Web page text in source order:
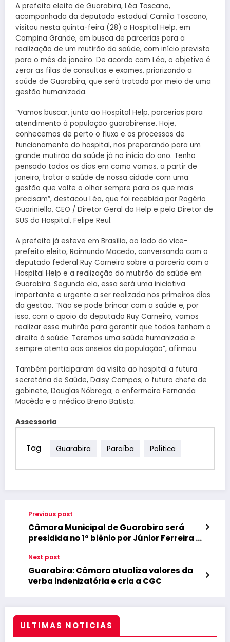
A prefeita eleita de Guarabira, Léa Toscano,
acompanhada da deputada estadual Camila Toscano,
visitou nesta quinta-feira (28) o Hospital Help, em
Campina Grande, em busca de parcerias para a
realização de um mutirão da saúde, com início previsto
para o mês de janeiro. De acordo com Léa, o objetivo é
zerar as filas de consultas e exames, priorizando a
saúde de Guarabira, que será tratada por meio de uma
gestão humanizada.
“Vamos buscar, junto ao Hospital Help, parcerias para
atendimento à população guarabirense. Hoje,
conhecemos de perto o fluxo e os processos de
funcionamento do hospital, nos preparando para um
grande mutirão da saúde já no início do ano. Tenho
pensado todos os dias em como vamos, a partir de
janeiro, tratar a saúde de nossa cidade com uma
gestão que volte o olhar sempre para os que mais
precisam”, destacou Léa, que foi recebida por Rogério
Guariniello, CEO / Diretor Geral do Help e pelo Diretor de
SUS do Hospital, Felipe Reul.
A prefeita já esteve em Brasília, ao lado do vice-
prefeito eleito, Raimundo Macedo, conversando com o
deputado federal Ruy Carneiro sobre a parceria com o
Hospital Help e a realização do mutirão da saúde em
Guarabira. Segundo ela, essa será uma iniciativa
importante e urgente a ser realizada nos primeiros dias
da gestão. “Não se pode brincar com a saúde e, por
isso, com o apoio do deputado Ruy Carneiro, vamos
realizar esse mutirão para garantir que todos tenham o
direito à saúde. Teremos uma saúde humanizada e
sempre atenta aos anseios da população”, afirmou.
Também participaram da visita ao hospital a futura
secretária de Saúde, Daisy Campos; o futuro chefe de
gabinete, Douglas Nóbrega; a enfermeira Fernanda
Macêdo e o médico Breno Batista.
Assessoria
Tag Guarabira Paraíba Política
Previous post
Câmara Municipal de Guarabira será
presidida no 1º biênio por Júnior Ferreira e
Next post
Guarabira: Câmara atualiza valores da
verba indenizatória e cria a CGC
ULTIMAS NOTICIAS